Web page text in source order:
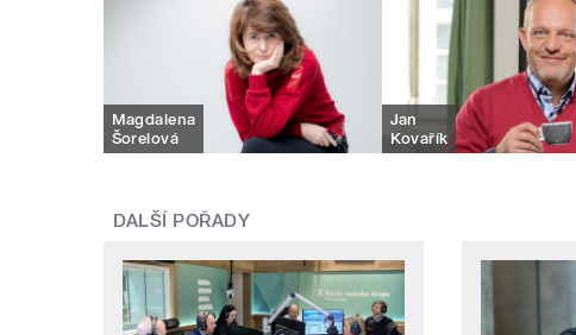
Magdalena
Šorelová
Jan
Kovařík
DALŠÍ POŘADY